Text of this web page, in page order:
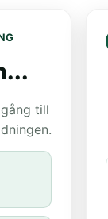
till